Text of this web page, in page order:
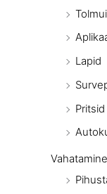
Lapid
Pritsid
Vahatamine